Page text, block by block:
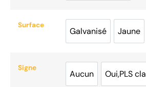
Surface
Galvanisé
Galvanisé
Jaune
Jaune
Signe
Aucun
Aucun
Oui,PLS